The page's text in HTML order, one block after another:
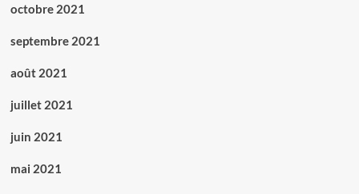
octobre 2021
septembre 2021
août 2021
juillet 2021
juin 2021
mai 2021